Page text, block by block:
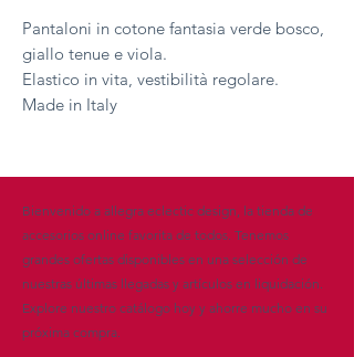
Pantaloni in cotone fantasia verde bosco,
giallo tenue e viola.
Elastico in vita, vestibilità regolare.
Made in Italy
Bienvenido a allegra eclectic design, la tienda de
accesorios online favorita de todos. Tenemos
grandes ofertas disponibles en una selección de
nuestras últimas llegadas y artículos en liquidación.
Explore nuestro catálogo hoy y ahorre mucho en su
próxima compra.